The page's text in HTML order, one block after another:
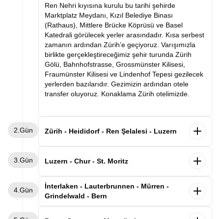
Ren Nehri kıyısına kurulu bu tarihi şehirde
Marktplatz Meydanı, Kızıl Belediye Binası
(Rathaus), Mittlere Brücke Köprüsü ve Basel
Katedrali görülecek yerler arasındadır. Kısa serbest
zamanın ardından Zürih’e geçiyoruz. Varışımızla
birlikte gerçekleştireceğimiz şehir turunda Zürih
Gölü, Bahnhofstrasse, Grossmünster Kilisesi,
Fraumünster Kilisesi ve Lindenhof Tepesi gezilecek
yerlerden bazılarıdır. Gezimizin ardından otele
transfer oluyoruz. Konaklama Zürih otelimizde.
2.Gün Zürih - Heididorf - Ren Şelalesi - Luzern
Köyü’ne (Heididorf) doğru yola çıkıyoruz.
Çocukluğumuzun sevilen çizgi filmi Heidi’nin geçtiği
müzesi bizleri bekliyor. Gezimizin ardından
Avrupa’nın en büyük şelalesi olan Ren Şelalesi
3.Gün Luzern - Chur - St. Moritz
Sabah kahvaltısının ardından Luzern şehir
turumuzu gerçekleştiriyoruz. Göl kıyısında kurulu
bu zarif şehirde Ahşap Şapel Köprüsü
4.Gün
İnterlaken - Lauterbrunnen - Mürren -
Grindelwald - Bern